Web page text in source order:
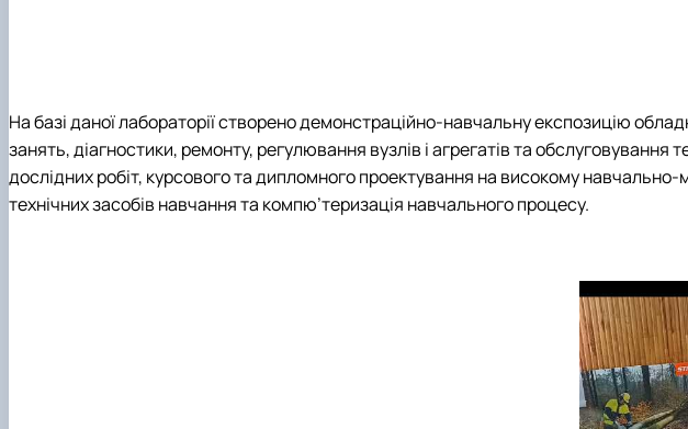
На базі даної лабораторії створено демонстраційно-навчальну експозицію
занять, діагностики, ремонту, регулювання вузлів і агрегатів та
дослідних робіт, курсового та дипломного проектування на високому
технічних засобів навчання та компю’теризація навчального процесу.